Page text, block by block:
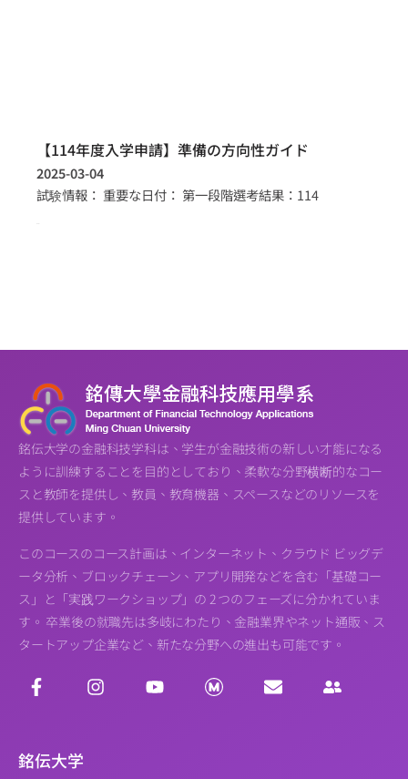
【114年度入学申請】準備の方向性ガイド
2025-03-04
試験情報： 重要な日付： 第一段階選考結果：114
銘伝大学の金融科技学科は、学生が金融技術の新しい才能になる
ように訓練することを目的としており、柔軟な分野横断的なコー
スと教師を提供し、教員、教育機器、スペースなどのリソースを
提供しています。
このコースのコース計画は、インターネット、クラウド ビッグデ
ータ分析、ブロックチェーン、アプリ開発などを含む「基礎コー
ス」と「実践ワークショップ」の 2 つのフェーズに分かれていま
す。 卒業後の就職先は多岐にわたり、金融業界やネット通販、ス
タートアップ企業など、新たな分野への進出も可能です。
銘伝大学